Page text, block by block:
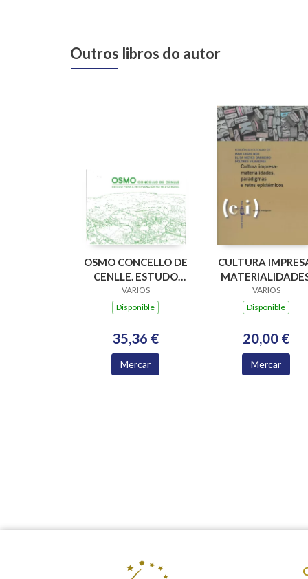
Outros libros do autor
OSMO CONCELLO DE
CENLLE. ESTUDO
PARA A
INTERVENCION NO
VARIOS
Dispoñible
35,36 €
Mercar
CULTURA
PARADIGMAS E
RETOS
VARIOS
Dispoñible
20,00 €
Mercar